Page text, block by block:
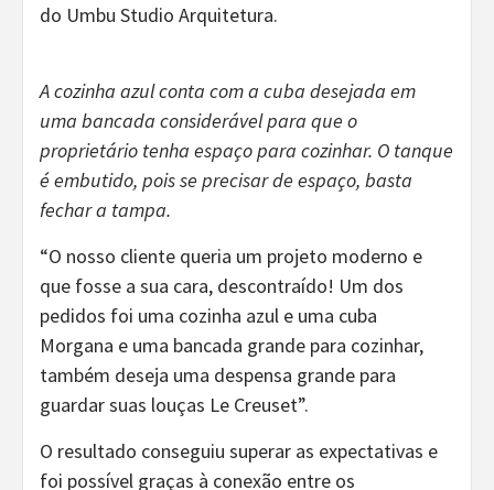
do Umbu Studio Arquitetura.
A cozinha azul conta com a cuba desejada em
uma bancada considerável para que o
proprietário tenha espaço para cozinhar. O tanque
é embutido, pois se precisar de espaço, basta
fechar a tampa.
“O nosso cliente queria um projeto moderno e
que fosse a sua cara, descontraído! Um dos
pedidos foi uma cozinha azul e uma cuba
Morgana e uma bancada grande para cozinhar,
também deseja uma despensa grande para
guardar suas louças Le Creuset”.
O resultado conseguiu superar as expectativas e
foi possível graças à conexão entre os